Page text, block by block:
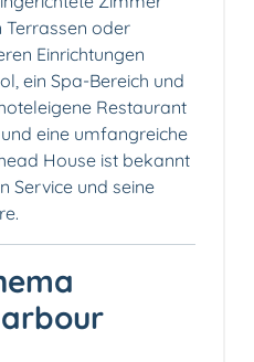
Terrassen oder
Einrichtungen
ein Spa-Bereich und
Restaurant
eine umfangreiche
House ist bekannt
Service und seine